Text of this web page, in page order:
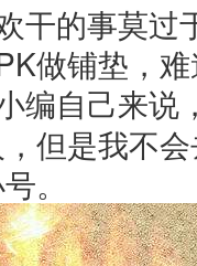
干的事莫
做铺垫，
编自己来说
但是我不
。